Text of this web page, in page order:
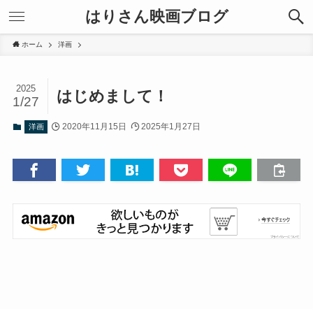
はりさん映画ブログ
ホーム 洋画
はじめまして！
2025
1/27
洋画 2020年11月15日 2025年1月27日